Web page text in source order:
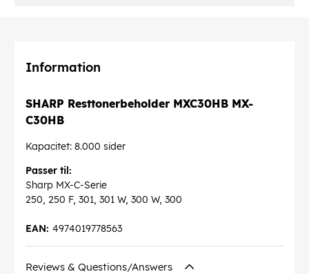
Information
SHARP Resttonerbeholder MXC30HB MX-
C30HB
Kapacitet: 8.000 sider
Passer til:
Sharp MX-C-Serie
250, 250 F, 301, 301 W, 300 W, 300
4974019778563
EAN:
Reviews & Questions/Answers